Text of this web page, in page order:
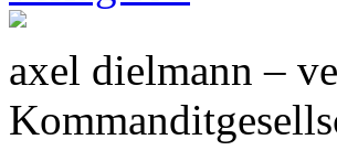
axel dielmann –